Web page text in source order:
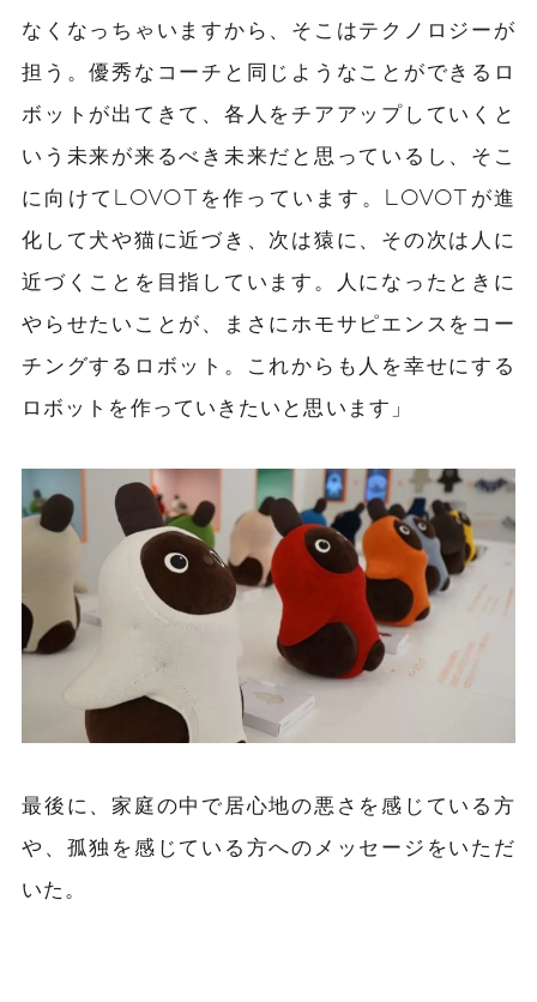
なくなっちゃいますから、そこはテクノロジーが
担う。優秀なコーチと同じようなことができるロ
ボットが出てきて、各人をチアアップしていくと
いう未来が来るべき未来だと思っているし、そこ
に向けてLOVOTを作っています。LOVOTが進
化して犬や猫に近づき、次は猿に、その次は人に
近づくことを目指しています。人になったときに
やらせたいことが、まさにホモサピエンスをコー
チングするロボット。これからも人を幸せにする
ロボットを作っていきたいと思います」
最後に、家庭の中で居心地の悪さを感じている方
や、孤独を感じている方へのメッセージをいただ
いた。